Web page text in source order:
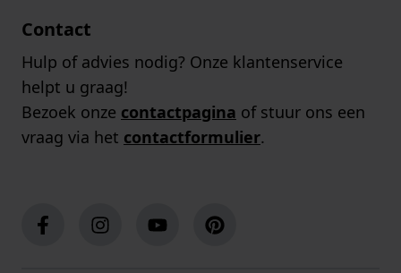
Contact
Hulp of advies nodig? Onze klantenservice
helpt u graag!
Bezoek onze contactpagina of stuur ons een
vraag via het contactformulier.